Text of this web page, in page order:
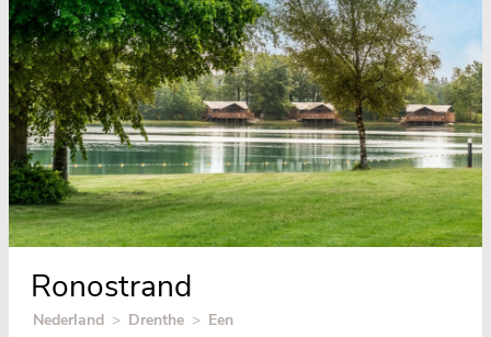
Ronostrand
Nederland > Drenthe > Een